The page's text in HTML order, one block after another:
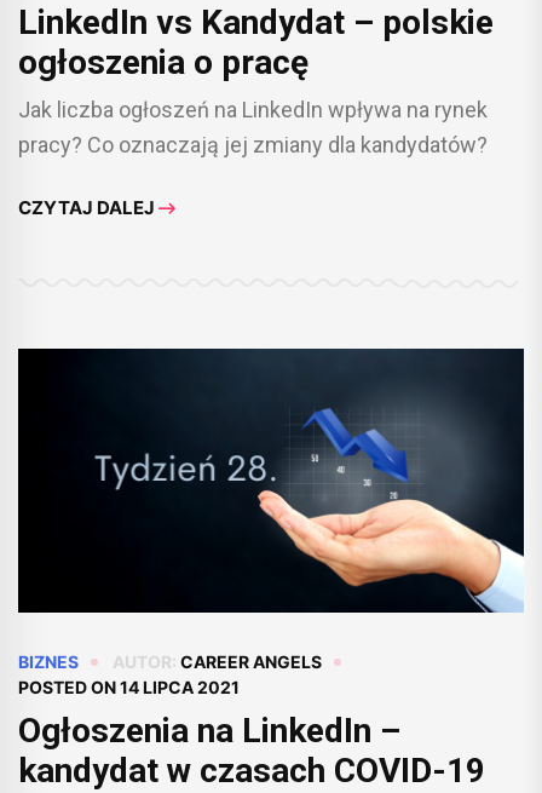
LinkedIn vs Kandydat – polskie
ogłoszenia o pracę
Jak liczba ogłoszeń na LinkedIn wpływa na rynek
pracy? Co oznaczają jej zmiany dla kandydatów?
CZYTAJ DALEJ
BIZNES AUTOR: CAREER ANGELS
POSTED ON14 LIPCA 2021
Ogłoszenia na LinkedIn –
kandydat w czasach COVID-19